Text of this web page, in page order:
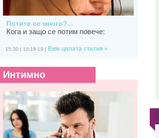
Потите се много?...
Кога и защо се потим повече:
15:30 | 10-18-19 | Виж цялата статия »
Интимно